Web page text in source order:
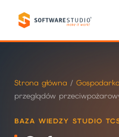
Strona główna /
przeglądów
BAZA WIEDZY STUDIO